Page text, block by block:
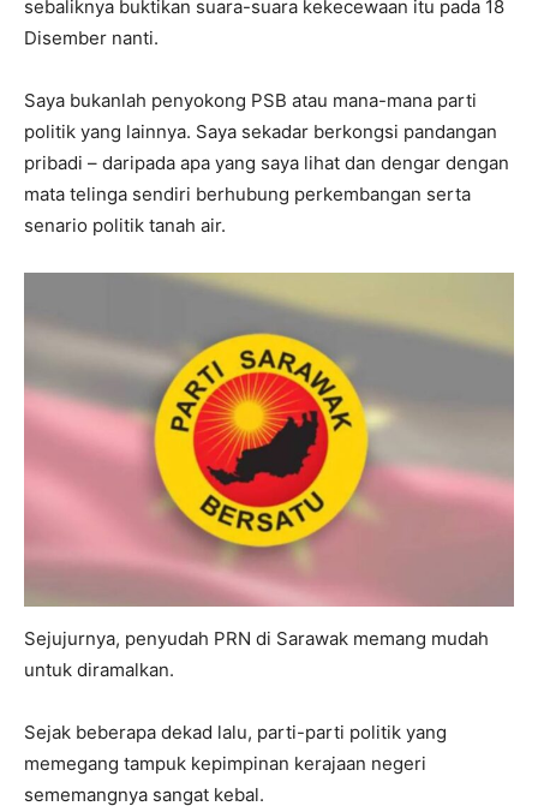
sebaliknya buktikan suara-suara kekecewaan itu pada 18
Disember nanti.
Saya bukanlah penyokong PSB atau mana-mana parti
politik yang lainnya. Saya sekadar berkongsi pandangan
pribadi – daripada apa yang saya lihat dan dengar dengan
mata telinga sendiri berhubung perkembangan serta
senario politik tanah air.
Sejujurnya, penyudah PRN di Sarawak memang mudah
untuk diramalkan.
Sejak beberapa dekad lalu, parti-parti politik yang
memegang tampuk kepimpinan kerajaan negeri
sememangnya sangat kebal.